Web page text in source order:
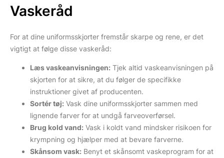
Vaskeråd
For at dine uniformsskjorter fremstår skarpe og rene, er det
vigtigt at følge disse vaskeråd:
Læs vaskeanvisningen: Tjek altid vaskeanvisningen på
skjorten for at sikre, at du følger de specifikke
instruktioner givet af producenten.
Sortér tøj: Vask dine uniformsskjorter sammen med
lignende farver for at undgå farveoverførsel.
Brug kold vand: Vask i koldt vand mindsker risikoen for
krympning og hjælper med at bevare farverne.
Skånsom vask: Benyt et skånsomt vaskeprogram for at